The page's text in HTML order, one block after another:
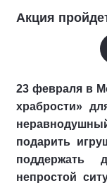
Акция
23 февраля в
храбрости»
подарить
поддержать
непростой